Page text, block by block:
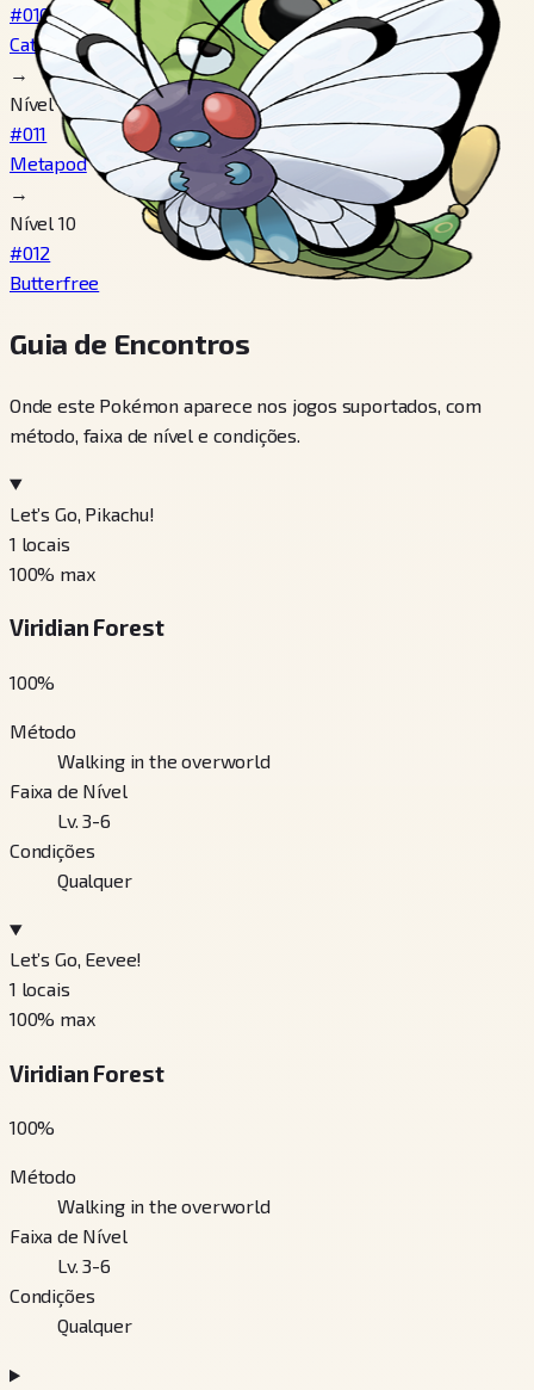
#010
Caterpie
→
Nível 7
#011
Metapod
→
Nível 10
#012
Butterfree
Guia de Encontros
Onde este Pokémon aparece nos jogos suportados, com
método, faixa de nível e condições.
Let’s Go, Pikachu!
1 locais
100% max
Viridian Forest
100%
Método
Walking in the overworld
Faixa de Nível
Lv. 3-6
Condições
Qualquer
Let’s Go, Eevee!
1 locais
100% max
Viridian Forest
100%
Método
Walking in the overworld
Faixa de Nível
Lv. 3-6
Condições
Qualquer